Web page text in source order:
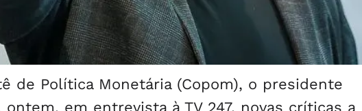
de Política Monetária (Copom), o presidente
em entrevista à TV 247, novas críticas a